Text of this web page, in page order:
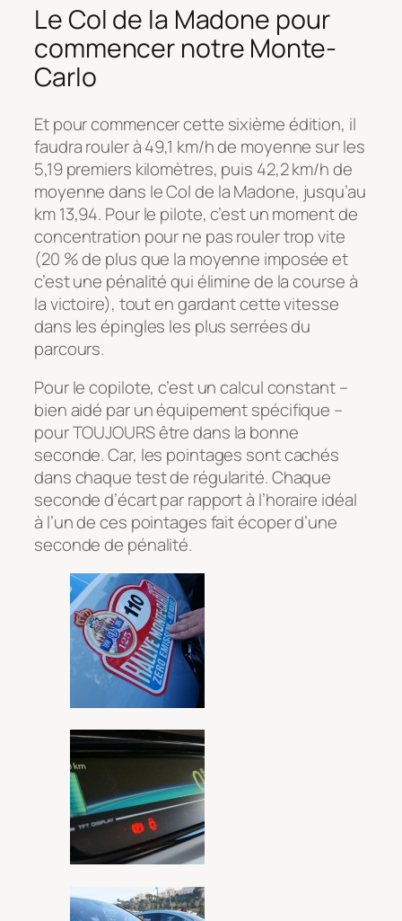
Le Col de la Madone pour
commencer notre Monte-
Carlo
Et pour commencer cette sixième édition, il
faudra rouler à 49,1 km/h de moyenne sur les
5,19 premiers kilomètres, puis 42,2 km/h de
moyenne dans le Col de la Madone, jusqu’au
km 13,94. Pour le pilote, c’est un moment de
concentration pour ne pas rouler trop vite
(20 % de plus que la moyenne imposée et
c’est une pénalité qui élimine de la course à
la victoire), tout en gardant cette vitesse
dans les épingles les plus serrées du
parcours.
Pour le copilote, c’est un calcul constant –
bien aidé par un équipement spécifique –
pour TOUJOURS être dans la bonne
seconde. Car, les pointages sont cachés
dans chaque test de régularité. Chaque
seconde d’écart par rapport à l’horaire idéal
à l’un de ces pointages fait écoper d’une
seconde de pénalité.